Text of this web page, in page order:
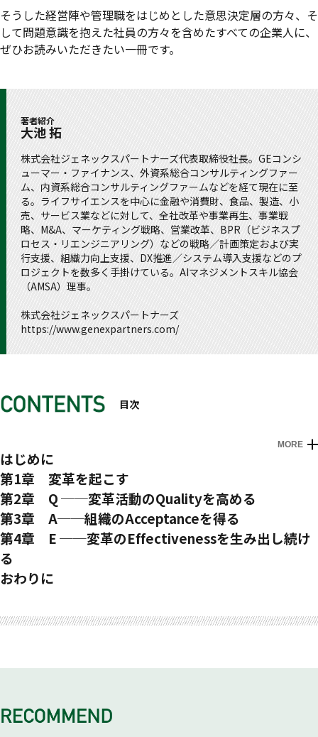
そうした経営陣や管理職をはじめとした意思決定層の方々、そ
して問題意識を抱えた社員の方々を含めたすべての企業人に、
ぜひお読みいただきたい一冊です。
著者紹介
大池 拓
株式会社ジェネックスパートナーズ代表取締役社長。GEコンシ
ューマー・ファイナンス、外資系総合コンサルティングファー
ム、内資系総合コンサルティングファームなどを経て現在に至
る。ライフサイエンスを中心に金融や消費財、食品、製造、小
売、サービス業などに対して、全社改革や事業再生、事業戦
略、M&A、マーケティング戦略、営業改革、BPR（ビジネスプ
ロセス・リエンジニアリング）などの戦略／計画策定および実
行支援、組織力向上支援、DX推進／システム導入支援などのプ
ロジェクトを数多く手掛けている。AIマネジメントスキル協会
（AMSA）理事。
株式会社ジェネックスパートナーズ
https://www.genexpartners.com/
目次
MORE
はじめに
第1章 変革を起こす
すべての企業に求められる「変革」
・変革とは何か
・変革が必要なのは「業績の悪い会社」だけではない
・成功と失敗を分けたもの
改善活動と変革活動
・「改善活動」と「変革活動」は同時に起こる
変革活動が失敗する要因とは？
企業変革の実現に向けて
・社員が自ら変革を起こす組織へ
第2章 Q ──変革活動のQualityを高める
ゴールと課題の違いを知る
・「ゴール」と「課題」は似て非なるもの
・変革の２つのタイプ
ゴールと課題は「トップ」が決める
・ボトムアップでは効果が小さい
ゴールを正しく設定する
・「ゴール」と「手段」を混同しない
課題を正しく設定する
・「取り組みたい課題」と「取り組むべき課題」
第3章 A──組織のAcceptanceを得る
ストリームリーダーを決める
・現場のエースがリーダーに向いているとは限らない
・能力よりも姿勢で評価する
ストリームリーダーの選び方
・ストリームリーダーへのインタビュー
・「いないと困る人」「常に必要な人」を選ぶ
ステークホルダーを巻き込む
・最重要なのは「現場」
第4章 E ──変革のEffectivenessを生み出し続け
る
「変革の流れを生み出す」とは？
・現状維持は衰退を意味する
変革を止めない組織をつくる
おわりに